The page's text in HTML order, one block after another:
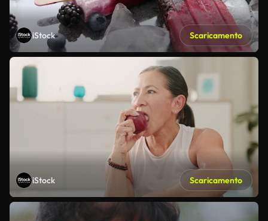
iStock Scaricamento
iStock Scaricamento